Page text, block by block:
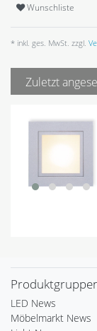
Wunschliste
* inkl. ges. MwSt. zzgl.
Zuletzt
LED News
Möbelmarkt News